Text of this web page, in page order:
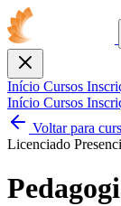
Fechar
Início Cursos
Início Cursos
Voltar para
Licenciado